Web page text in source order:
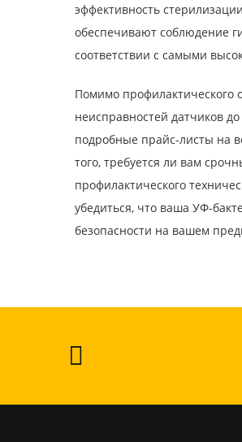
эффективность
обеспечивают соблюдение
соответствии с самыми
Помимо профилактического
неисправностей датчиков
подробные прайс-листы на
того, требуется ли вам
профилактического
убедиться, что ваша УФ-
безопасности на вашем